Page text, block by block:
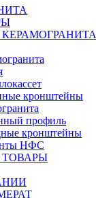
кронштейны
профиль
кронштейны
НФС